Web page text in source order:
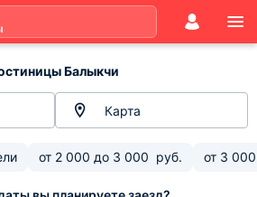
Балыкчи
Карта
от 2 000 до 3 000 руб. от 3 000